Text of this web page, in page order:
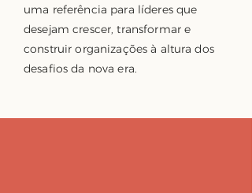
uma referência para líderes que
desejam crescer, transformar e
construir organizações à altura dos
desafios da nova era.